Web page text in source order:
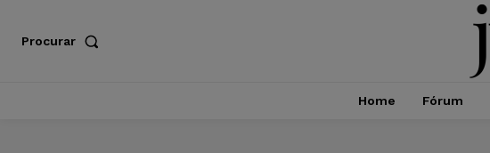
Procurar
Home Fórum